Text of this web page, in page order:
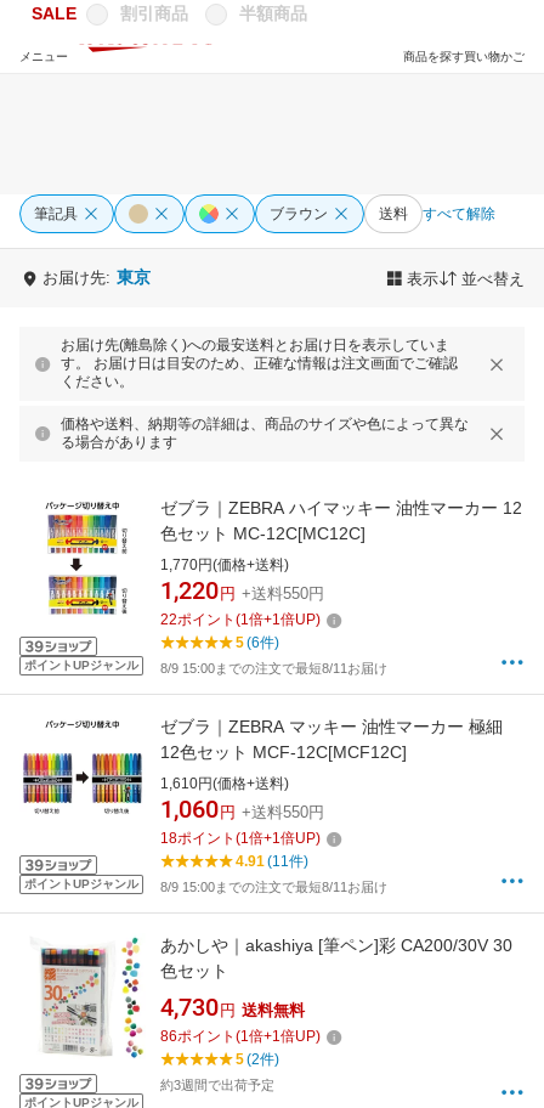
買い物かご
商品を探す
メニュー
SALE 割引商品 半額商品
筆記具 ブラウン 送料 すべて解除
お届け先: 東京 表示 並べ替え
お届け先(離島除く)への最安送料とお届け日を表示していま
す。 お届け日は目安のため、正確な情報は注文画面でご確認
ください。
価格や送料、納期等の詳細は、商品のサイズや色によって異な
る場合があります
ポイントUPジャンル
ゼブラ｜ZEBRA ハイマッキー 油性マーカー 12
色セット MC-12C[MC12C]
1,770円(価格+送料)
1,220 円 +送料550円
22ポイント (1倍+1倍UP)
5(6件)
8/9 15:00までの注文で最短8/11お届け
ポイントUPジャンル
ゼブラ｜ZEBRA マッキー 油性マーカー 極細
12色セット MCF-12C[MCF12C]
1,610円(価格+送料)
1,060 円 +送料550円
18ポイント (1倍+1倍UP)
4.91(11件)
8/9 15:00までの注文で最短8/11お届け
ポイントUPジャンル
あかしや｜akashiya [筆ペン]彩 CA200/30V 30
色セット
4,730 円 送料無料
86ポイント (1倍+1倍UP)
5(2件)
約3週間で出荷予定